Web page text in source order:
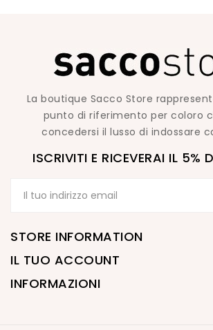
La boutique Sacco Store
punto di riferimento per coloro
concedersi il lusso di indossare
ISCRIVITI E RICEVERAI IL 5%
STORE INFORMATION
IL TUO ACCOUNT
INFORMAZIONI